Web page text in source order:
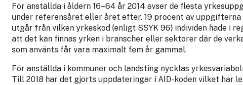
För anställda i åldern 16–64 år 2014 avser de flesta
under referensåret eller året efter. 19 procent av uppgifterna
utgår från vilken yrkeskod (enligt SSYK 96) individen hade i
att det kan finnas yrken i branscher eller sektorer där de
som använts får vara maximalt fem år gammal.
För anställda i kommuner och landsting nycklas
Till 2018 har det gjorts uppdateringar i AID-koden vilket har